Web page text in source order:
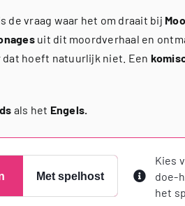
de vraag waar het om draait bij
uit dit moordverhaal en
dat hoeft natuurlijk niet. Een
als het Engels.
Met spelhost
Kies
doe-
het